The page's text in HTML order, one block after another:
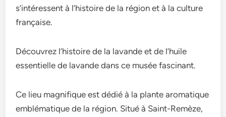
s’intéressent à l’histoire de la région et à la culture
française.
Découvrez l’histoire de la lavande et de l’huile
essentielle de lavande dans ce musée fascinant.
Ce lieu magnifique est dédié à la plante aromatique
emblématique de la région. Situé à Saint-Remèze,